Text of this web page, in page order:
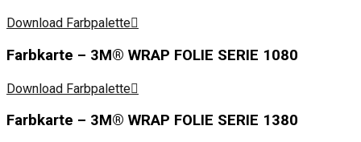
Download Farbpalette
Farbkarte – 3M® WRAP FOLIE SERIE 1080
Download Farbpalette
Farbkarte – 3M® WRAP FOLIE SERIE 1380